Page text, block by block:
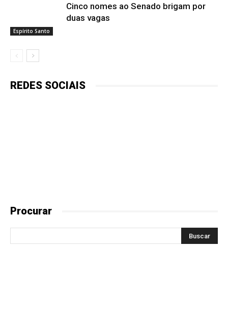
Espírito Santo
Cinco nomes ao Senado brigam por
duas vagas
REDES SOCIAIS
Procurar